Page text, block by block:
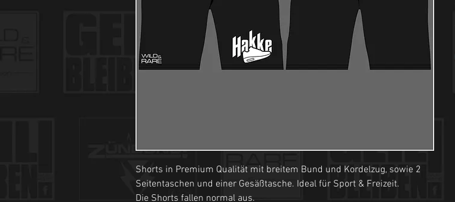
Shorts in Premium Qualität mit breitem Bund und Kordelzug, sowie 2
Seitentaschen und einer Gesäßtasche. Ideal für Sport & Freizeit.
Die Shorts fallen normal aus.